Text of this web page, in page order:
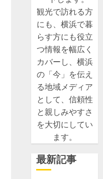
観光で訪れる方
にも、横浜で暮
らす方にも役立
つ情報を幅広く
カバーし、横浜
の「今」を伝え
る地域メディア
として、信頼性
と親しみやすさ
を大切にしてい
ます。
最新記事